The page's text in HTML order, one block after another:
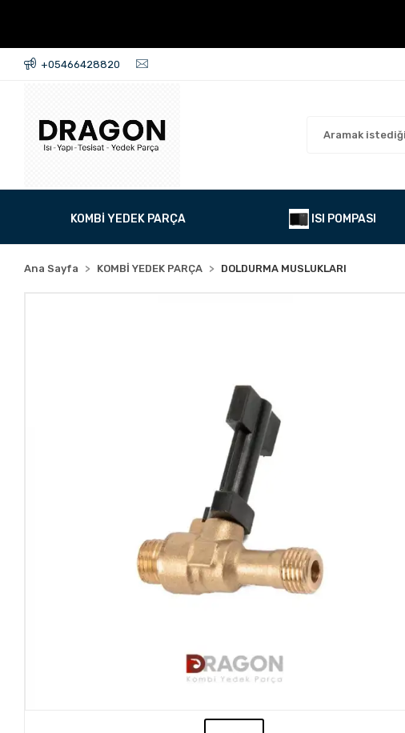
+05466428820
KOMBİ YEDEK PARÇA ISI POMPASI
Ana Sayfa KOMBİ YEDEK PARÇA DOLDURMA MUSLUKLARI